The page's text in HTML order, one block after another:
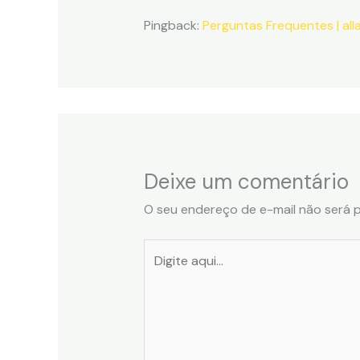
Pingback: Perguntas Frequentes |
Deixe um comentário
O seu endereço de e-mail não será
aqui...